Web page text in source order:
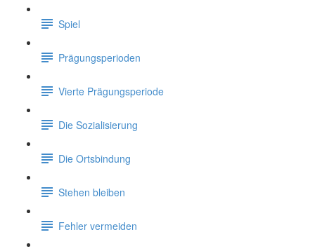
Spiel
Prägungsperioden
Vierte Prägungsperiode
Die Sozialisierung
Die Ortsbindung
Stehen bleiben
Fehler vermeiden